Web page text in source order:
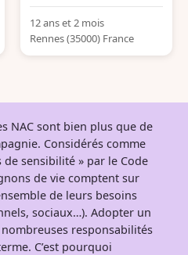
12 ans et 2 mois
Rennes (35000) France
NAC sont bien plus que de
Considérés comme
sensibilité » par le Code
de vie comptent sur
de leurs besoins
sociaux…). Adopter un
nombreuses responsabilités
C’est pourquoi